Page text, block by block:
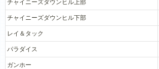
チャイニーズダウンヒル上部
チャイニーズダウンヒル下部
レイ＆タック
パラダイス
ガンホー